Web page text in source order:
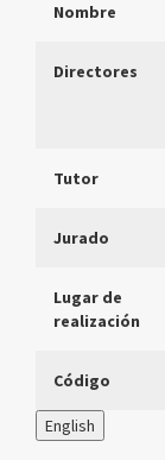
Nombre
Directores
Tutor
Jurado
Lugar de
realización
Código
English